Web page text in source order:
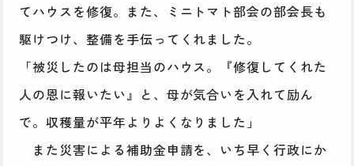
てハウスを修復。また、ミニトマト部会の部会長も
駆けつけ、整備を手伝ってくれました。
「被災したのは母担当のハウス。『修復してくれた
人の恩に報いたい』と、母が気合いを入れて励ん
で。収穫量が平年よりよくなりました」
また災害による補助金申請を、いち早く行政にか